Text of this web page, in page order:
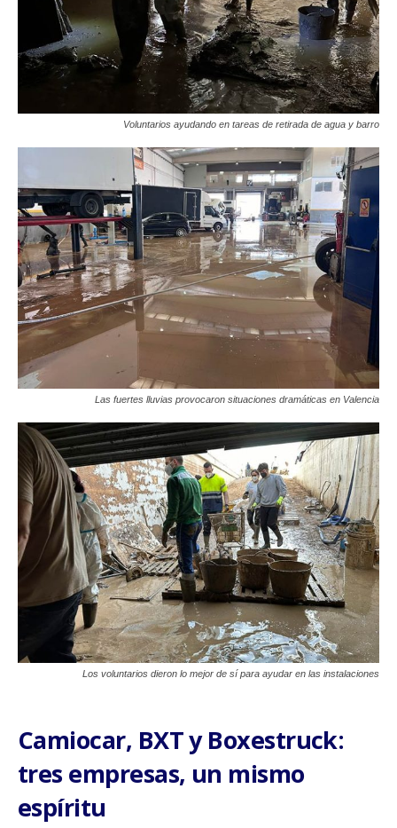
Voluntarios ayudando en tareas de retirada de agua y barro
Las fuertes lluvias provocaron situaciones dramáticas en Valencia
Los voluntarios dieron lo mejor de sí para ayudar en las instalaciones
Camiocar, BXT y Boxestruck:
tres empresas, un mismo
espíritu